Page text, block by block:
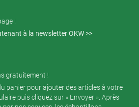
!
à la newsletter OKW >>
gratuitement !
panier pour ajouter des articles à votre
puis cliquez sur « Envoyer ». Après